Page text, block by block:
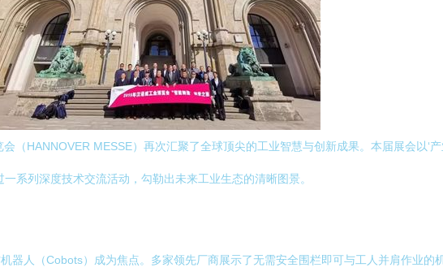
（HANNOVER MESSE）再次汇聚了全球顶尖的工业智慧与创新成果。本届展会以‘
系列深度技术交流活动，勾勒出未来工业生态的清晰图景。
器人（Cobots）成为焦点。多家领先厂商展示了无需安全围栏即可与工人并肩作业的